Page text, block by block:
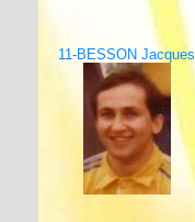
11-BESSON Jacques